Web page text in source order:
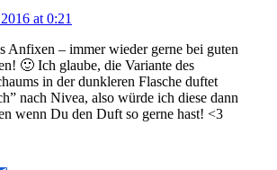
at 0:21
Anfixen – immer wieder gerne bei guten
🙂 Ich glaube, die Variante des
in der dunkleren Flasche duftet
nach Nivea, also würde ich diese dann
wenn Du den Duft so gerne hast! <3